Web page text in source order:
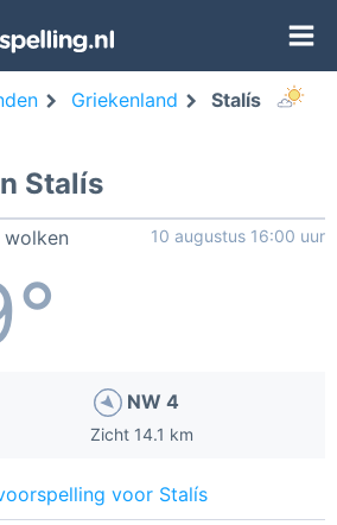
Griekenland Stalís
Stalís
wolken 10 augustus 16:00 uur
NW 4
Zicht 14.1 km
voor Stalís